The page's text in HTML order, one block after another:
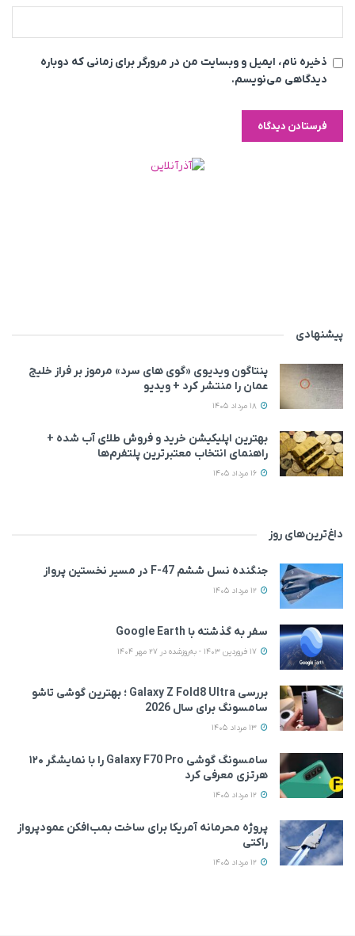
ذخیره نام، ایمیل و وبسایت من در مرورگر برای زمانی که دوباره
دیدگاهی می‌نویسم.
پیشنهادی
پنتاگون ویدیوی «گوی های سرد» مرموز بر فراز خلیج
عمان را منتشر کرد + ویدیو
بهترین اپلیکیشن خرید و فروش طلای آب شده +
راهنمای انتخاب معتبرترین پلتفرم‌ها
داغ‌ترین‌های روز
جنگنده نسل ششم F-47 در مسیر نخستین پرواز
سفر به گذشته با Google Earth
بررسی Galaxy Z Fold8 Ultra ؛ بهترین گوشی تاشو
سامسونگ برای سال 2026
سامسونگ گوشی Galaxy F70 Pro را با نمایشگر ۱۲۰
هرتزی معرفی کرد
پروژه محرمانه آمریکا برای ساخت بمب‌افکن عمودپرواز
راکتی